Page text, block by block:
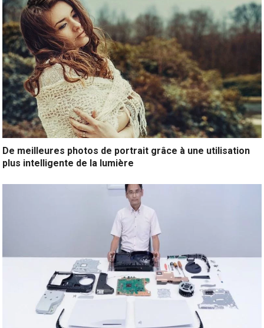
De meilleures photos de portrait grâce à une utilisation
plus intelligente de la lumière